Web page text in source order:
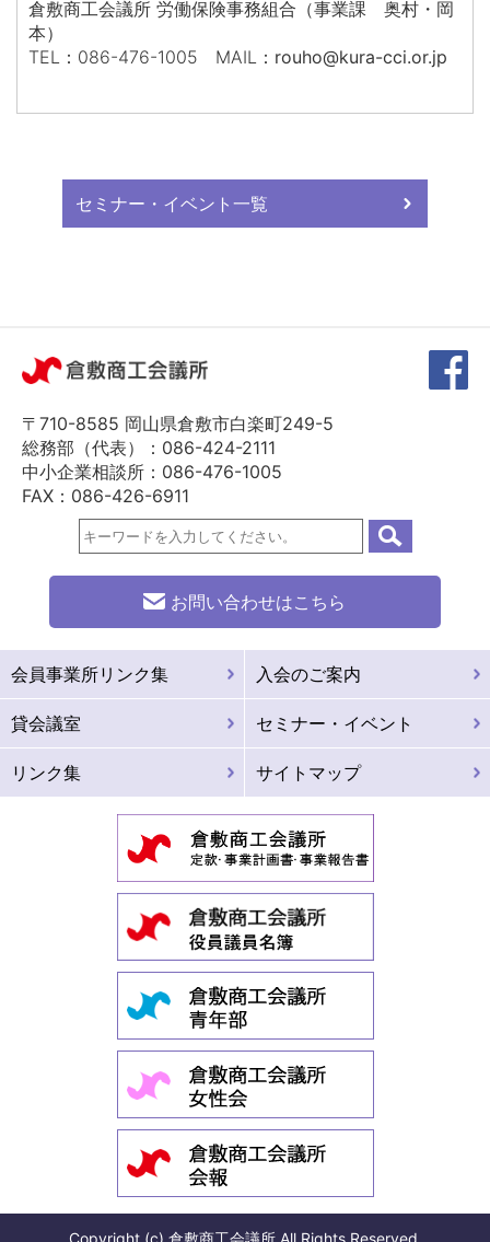
倉敷商工会議所 労働保険事務組合（事業課 奥村・岡
本）
TEL：086-476-1005 MAIL ：rouho@kura-cci.or.jp
セミナー・イベント一覧
〒710-8585 岡山県倉敷市白楽町249-5
総務部（代表）：086-424-2111
中小企業相談所：086-476-1005
FAX：086-426-6911
お問い合わせはこちら
会員事業所リンク集 入会のご案内
貸会議室 セミナー・イベント
リンク集 サイトマップ
Copyright (c) 倉敷商工会議所 All Rights Reserved.